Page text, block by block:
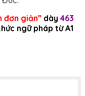
đơn giản” dày 463
ngữ pháp từ A1